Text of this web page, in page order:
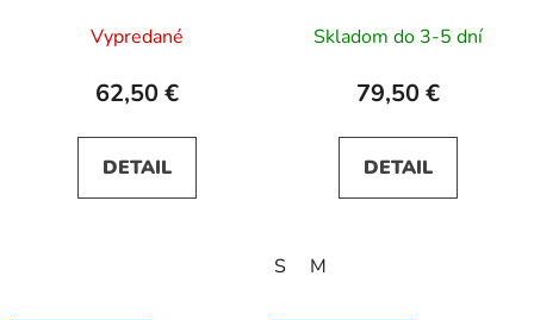
Vypredané
62,50 €
DETAIL
Skladom do 3-5 dní
79,50 €
DETAIL
S M